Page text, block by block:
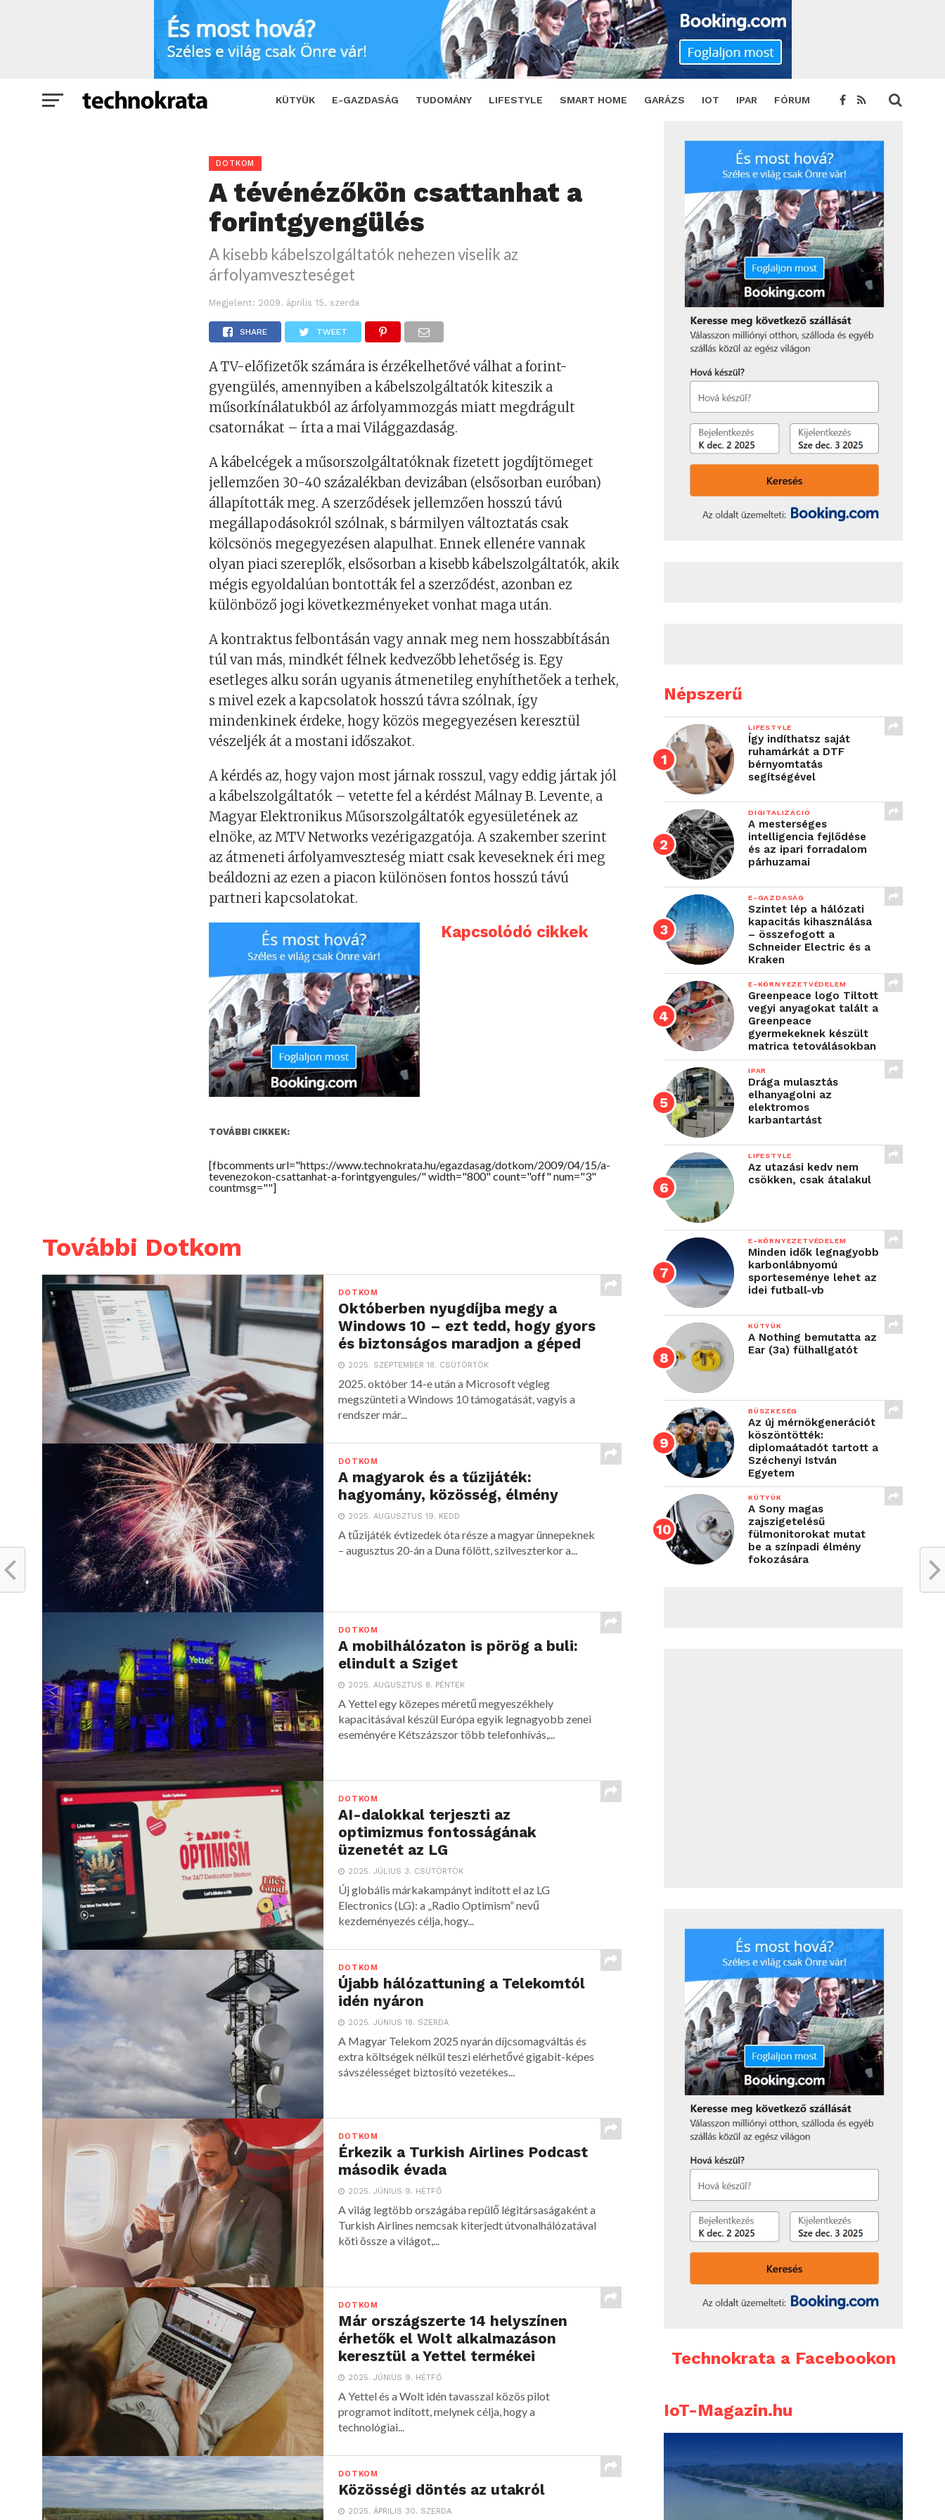
KÜTYÜK E-GAZDASÁG TUDOMÁNY LIFESTYLE SMART HOME GARÁZS IOT IPAR FÓRUM
A tévénézőkön csattanhat a forintgyengülés TWEET
DOTKOM
A tévénézőkön csattanhat a
forintgyengülés
A kisebb kábelszolgáltatók nehezen viselik az
árfolyamveszteséget
Megjelent: 2009. április 15. szerda
SHARE TWEET
A TV-előfizetők számára is érzékelhetővé válhat a forint-
gyengülés, amennyiben a kábelszolgáltatók kiteszik a
műsorkínálatukból az árfolyammozgás miatt megdrágult
csatornákat – írta a mai Világgazdaság.
A kábelcégek a műsorszolgáltatóknak fizetett jogdíjtömeget
jellemzően 30-40 százalékban devizában (elsősorban euróban)
állapították meg. A szerződések jellemzően hosszú távú
megállapodásokról szólnak, s bármilyen változtatás csak
kölcsönös megegyezésen alapulhat. Ennek ellenére vannak
olyan piaci szereplők, elsősorban a kisebb kábelszolgáltatók, akik
mégis egyoldalúan bontották fel a szerződést, azonban ez
különböző jogi következményeket vonhat maga után.
A kontraktus felbontásán vagy annak meg nem hosszabbításán
túl van más, mindkét félnek kedvezőbb lehetőség is. Egy
esetleges alku során ugyanis átmenetileg enyhíthetőek a terhek,
s mivel ezek a kapcsolatok hosszú távra szólnak, így
mindenkinek érdeke, hogy közös megegyezésen keresztül
vészeljék át a mostani időszakot.
A kérdés az, hogy vajon most járnak rosszul, vagy eddig jártak jól
a kábelszolgáltatók – vetette fel a kérdést Málnay B. Levente, a
Magyar Elektronikus Műsorszolgáltatók egyesületének az
elnöke, az MTV Networks vezérigazgatója. A szakember szerint
az átmeneti árfolyamveszteség miatt csak keveseknek éri meg
beáldozni az ezen a piacon különösen fontos hosszú távú
partneri kapcsolatokat.
Kapcsolódó cikkek
TOVÁBBI CIKKEK:
[fbcomments url="https://www.technokrata.hu/egazdasag/dotkom/2009/04/15/a-
tevenezokon-csattanhat-a-forintgyengules/" width="800" count="off" num="3"
countmsg=""]
További Dotkom
DOTKOM
Októberben nyugdíjba megy a
Windows 10 – ezt tedd, hogy gyors
és biztonságos maradjon a géped
2025. SZEPTEMBER 18. CSÜTÖRTÖK
2025. október 14-e után a Microsoft végleg
megszünteti a Windows 10 támogatását, vagyis a
rendszer már...
DOTKOM
A magyarok és a tűzijáték:
hagyomány, közösség, élmény
2025. AUGUSZTUS 19. KEDD
A tűzijáték évtizedek óta része a magyar ünnepeknek
– augusztus 20-án a Duna fölött, szilveszterkor a...
DOTKOM
A mobilhálózaton is pörög a buli:
elindult a Sziget
2025. AUGUSZTUS 8. PÉNTEK
A Yettel egy közepes méretű megyeszékhely
kapacitásával készül Európa egyik legnagyobb zenei
eseményére Kétszázszor több telefonhívás,...
DOTKOM
AI-dalokkal terjeszti az
optimizmus fontosságának
üzenetét az LG
2025. JÚLIUS 3. CSÜTÖRTÖK
Új globális márkakampányt indított el az LG
Electronics (LG): a „Radio Optimism” nevű
kezdeményezés célja, hogy...
DOTKOM
Újabb hálózattuning a Telekomtól
idén nyáron
2025. JÚNIUS 18. SZERDA
A Magyar Telekom 2025 nyarán díjcsomagváltás és
extra költségek nélkül teszi elérhetővé gigabit-képes
sávszélességet biztosító vezetékes...
DOTKOM
Érkezik a Turkish Airlines Podcast
második évada
2025. JÚNIUS 9. HÉTFŐ
A világ legtöbb országába repülő légitársaságaként a
Turkish Airlines nemcsak kiterjedt útvonalhálózatával
köti össze a világot,...
DOTKOM
Már országszerte 14 helyszínen
érhetők el Wolt alkalmazáson
keresztül a Yettel termékei
2025. JÚNIUS 9. HÉTFŐ
A Yettel és a Wolt idén tavasszal közös pilot
programot indított, melynek célja, hogy a
technológiai...
DOTKOM
Közösségi döntés az utakról
2025. ÁPRILIS 30. SZERDA
Népszerű
LIFESTYLE
Így indíthatsz saját
ruhamárkát a DTF
bérnyomtatás
segítségével
DIGITALIZÁCIÓ
A mesterséges
intelligencia fejlődése
és az ipari forradalom
párhuzamai
E-GAZDASÁG
Szintet lép a hálózati
kapacitás kihasználása
– összefogott a
Schneider Electric és a
Kraken
E-KÖRNYEZETVÉDELEM
Greenpeace logo Tiltott
vegyi anyagokat talált a
Greenpeace
gyermekeknek készült
matrica tetoválásokban
IPAR
Drága mulasztás
elhanyagolni az
elektromos
karbantartást
LIFESTYLE
Az utazási kedv nem
csökken, csak átalakul
E-KÖRNYEZETVÉDELEM
Minden idők legnagyobb
karbonlábnyomú
sporteseménye lehet az
idei futball-vb
KÜTYÜK
A Nothing bemutatta az
Ear (3a) fülhallgatót
BÜSZKESÉG
Az új mérnökgenerációt
köszöntötték:
diplomaátadót tartott a
Széchenyi István
Egyetem
KÜTYÜK
A Sony magas
zajszigetelésű
fülmonitorokat mutat
be a színpadi élmény
fokozására
Technokrata a Facebookon
IoT-Magazin.hu